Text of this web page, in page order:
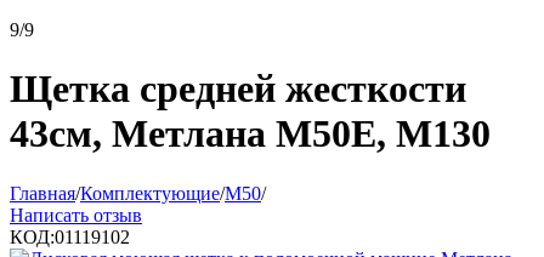
9/9
Щетка средней жесткости
43см, Метлана М50Е, М130
Главная/Комплектующие/М50/
Написать отзыв
КОД:01119102